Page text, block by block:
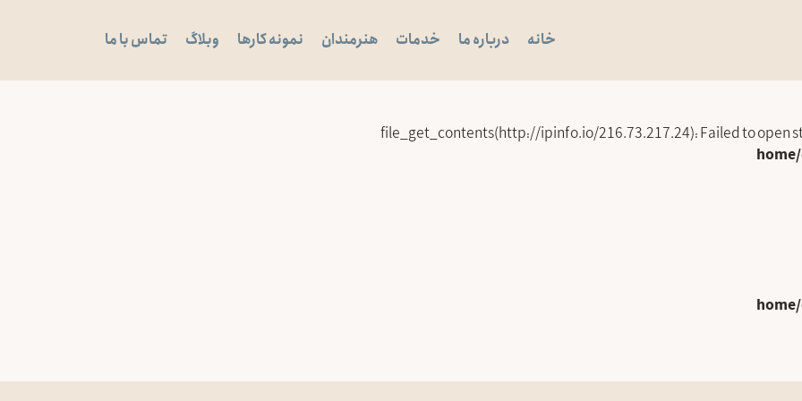
خانه درباره ما خدمات هنرمندان نمونه کارها وبلاگ تماس با ما